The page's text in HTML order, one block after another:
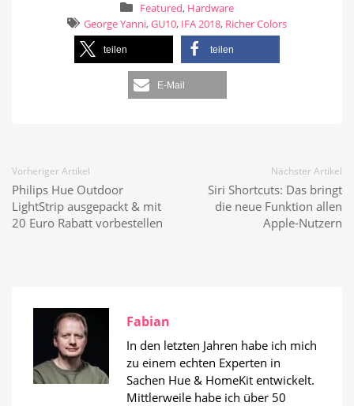
Featured, Hardware
George Yanni,GU10, IFA 2018, Richer Colors
teilen teilen
E-Mail
Vorheriger Artikel
Philips Hue Outdoor
LightStrip ausgepackt & mit
20 Euro Rabatt vorbestellen
Nächster Artikel
Siri Shortcuts: Das bringt
die neue Funktion allen
Apple-Nutzern
Fabian
In den letzten Jahren habe ich mich
zu einem echten Experten in
Sachen Hue & HomeKit entwickelt.
Mittlerweile habe ich über 50